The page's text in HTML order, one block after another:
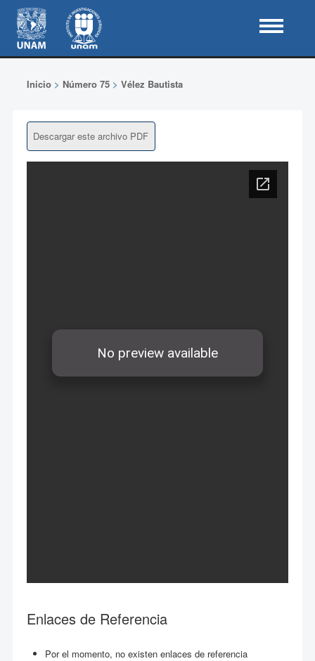
Inicio> Número 75> Vélez Bautista
Descargar este archivo PDF
Enlaces de Referencia
Por el momento, no existen enlaces de referencia